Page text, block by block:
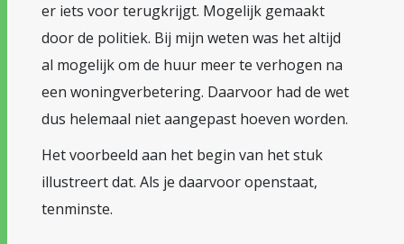
er iets voor terugkrijgt. Mogelijk gemaakt
door de politiek. Bij mijn weten was het altijd
al mogelijk om de huur meer te verhogen na
een woningverbetering. Daarvoor had de wet
dus helemaal niet aangepast hoeven worden.
Het voorbeeld aan het begin van het stuk
illustreert dat. Als je daarvoor openstaat,
tenminste.